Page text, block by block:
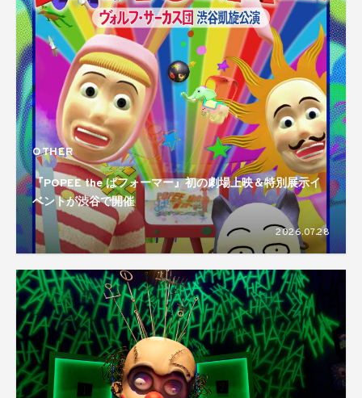
OTHER
『POPEE the ぱフォーマー』初の劇場上映＆特別展示イ
ベントが渋谷で開催
2026.07.28